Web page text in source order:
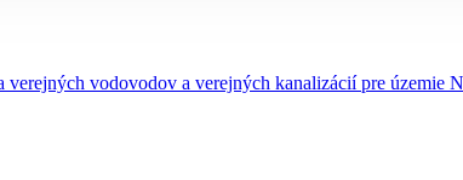
verejných vodovodov a verejných kanalizácií pre územie